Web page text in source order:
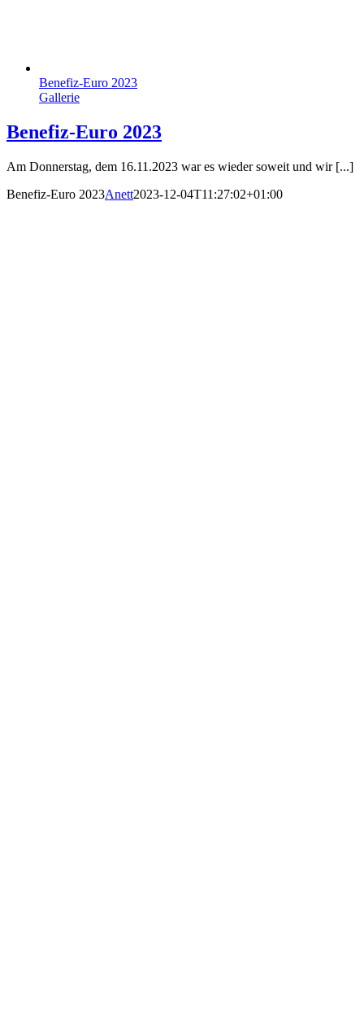
Benefiz-Euro 2023
Gallerie
Benefiz-Euro 2023
Am Donnerstag, dem 16.11.2023 war es wieder soweit und wir [...]
Benefiz-Euro 2023Anett2023-12-04T11:27:02+01:00